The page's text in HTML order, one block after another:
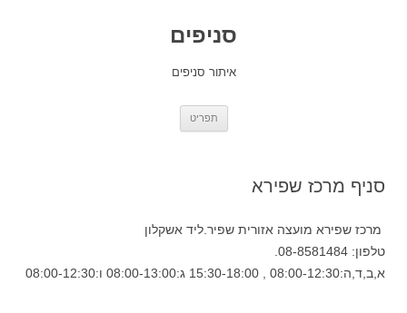
סניפים
איתור סניפים
תפריט
סניף מרכז שפירא
מרכז שפירא מועצה אזורית שפיר.ליד אשקלון
טלפון: 08-8581484.
א,ב,ד,ה:08:00-12:30 , 15:30-18:00 ג:08:00-13:00 ו:08:00-12:30